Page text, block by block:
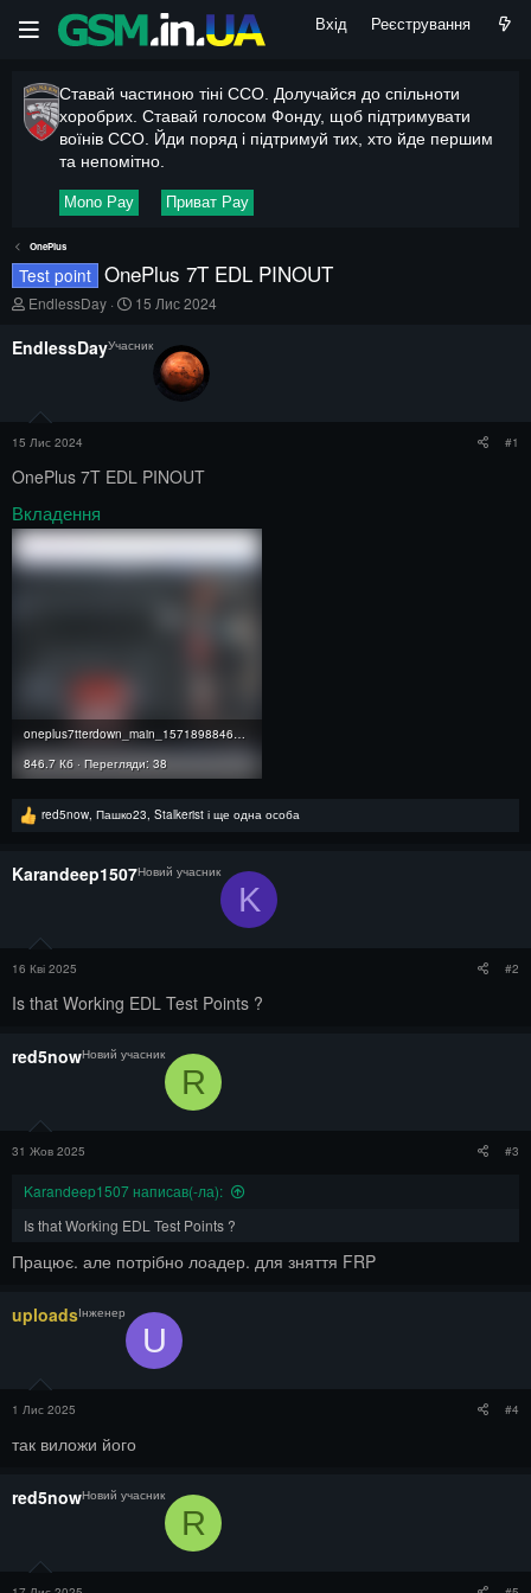
Вхід Реєстрування
Ставай частиною тіні ССО. Долучайся до спільноти
хоробрих. Ставай голосом Фонду, щоб підтримувати
воїнів ССО. Йди поряд і підтримуй тих, хто йде першим
та непомітно.
Mono Pay Приват Pay
OnePlus
Test point OnePlus 7T EDL PINOUT
А
о
е
м
и
EndlessDay
Д
т
15 Лис 2024
EndlessDayУчасник
15 Лис 2024 #1
OnePlus 7T EDL PINOUT
Вкладення
oneplus7tterdown_main_1571898846938.png
846.7 Кб · Перегляди: 38
Р
ц
red5now, Пашко23, Stalkerist і ще одна особа
Karandeep1507Новий учасник
K
16 Кві 2025 #2
Is that Working EDL Test Points ?
red5nowНовий учасник
R
31 Жов 2025 #3
Karandeep1507 написав(-ла):
Is that Working EDL Test Points ?
Працює. але потрібно лоадер. для зняття FRP
uploadsІнженер
U
1 Лис 2025 #4
так виложи його
red5nowНовий учасник
R